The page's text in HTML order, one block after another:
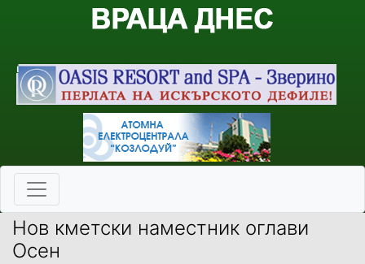
Нов кметски наместник оглави
Осен